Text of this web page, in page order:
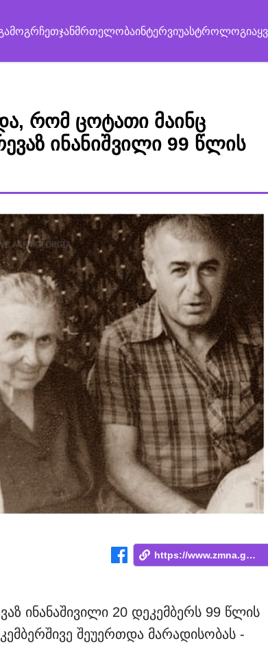
ჯანმრთელობაინტერვიუასტროლოგია
რომ ცოტათი მაინც
ინანიშვილი 99 წლის
https://www.zmna.ge/news/nutu-martla-ima...
ინანაშივილი 20 დეკემბერს 99 წლის
შეუერთდა მარადისობას -